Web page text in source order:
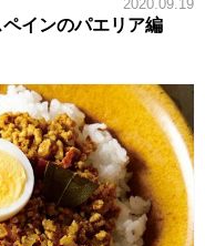
2020.09.19
インのパエリア編